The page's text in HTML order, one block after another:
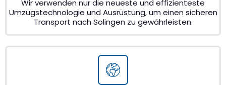
Wir verwenden nur die neueste und effizienteste
Umzugstechnologie und Ausrüstung, um einen sicheren
Transport nach Solingen zu gewährleisten.